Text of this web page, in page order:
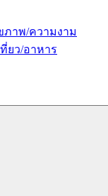
ภาพ/ความงาม
ยว/อาหาร